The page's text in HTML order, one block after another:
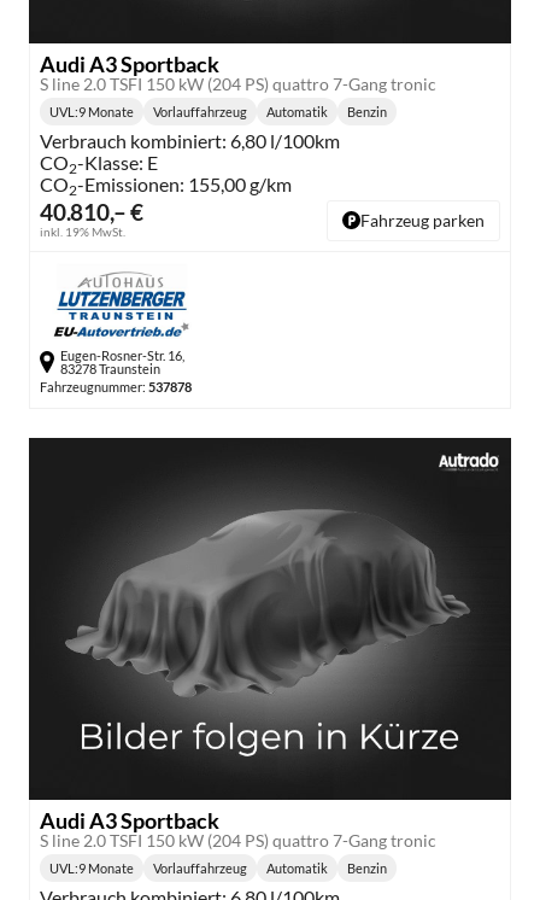
Audi A3 Sportback
S line 2.0 TSFI 150 kW (204 PS) quattro 7-Gang tronic
40.810,– €
inkl. 19% MwSt.
Lieferzeit:
UVL :9 Monate Vorlauffahrzeug
Getriebe:
Automatik
Kraftstoff:
Benzin
Verbrauch kombiniert: 6,80 l/100km
CO2-Klasse: E
CO2-Emissionen: 155,00 g/km
Fahrzeug parken
Eugen-Rosner-Str. 16,
83278 Traunstein
Fahrzeugnummer: 537878
Audi A3 Sportback
S line 2.0 TSFI 150 kW (204 PS) quattro 7-Gang tronic
UVL :9 Monate Vorlauffahrzeug Automatik Benzin